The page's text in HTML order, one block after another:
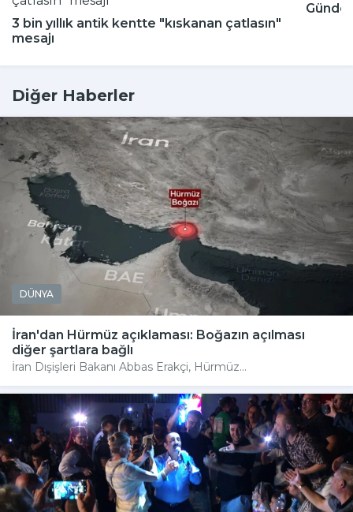
3 bin yıllık antik kentte "kıskanan çatlasın"
mesajı
Günde
Diğer Haberler
DÜNYA
İran'dan Hürmüz açıklaması: Boğazın açılması
diğer şartlara bağlı
İran Dışişleri Bakanı Abbas Erakçi, Hürmüz...